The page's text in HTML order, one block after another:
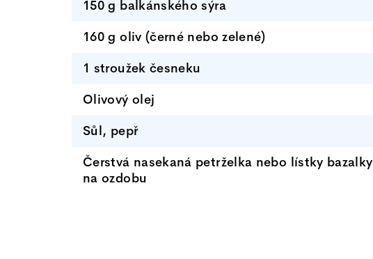
150 g balkánského sýra
160 g oliv (černé nebo zelené)
1 stroužek česneku
Olivový olej
Sůl, pepř
Čerstvá nasekaná petrželka nebo lístky bazalky
na ozdobu